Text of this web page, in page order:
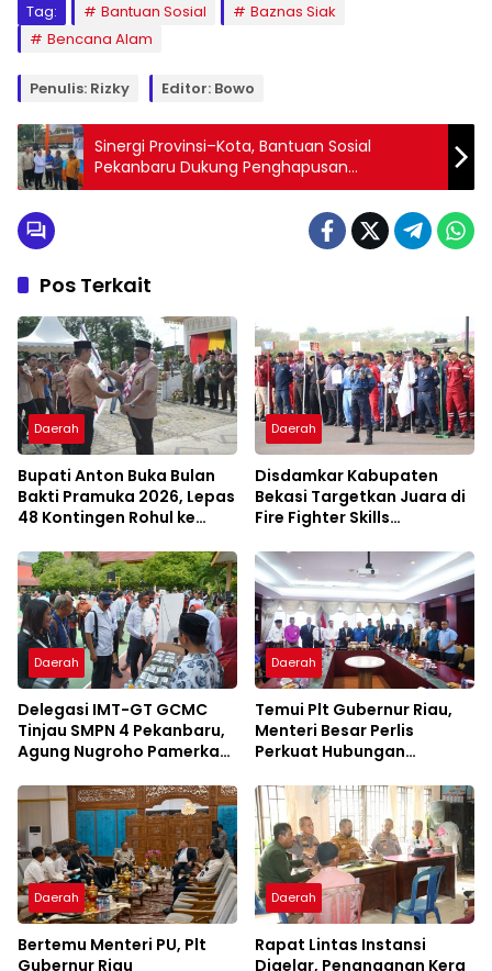
Tag: Bantuan Sosial
Baznas Siak
Bencana Alam
Penulis: Rizky Editor: Bowo
Sinergi Provinsi–Kota, Bantuan Sosial
Pekanbaru Dukung Penghapusan
Kemiskinan Ekstrem
Pos Terkait
Daerah
Bupati Anton Buka Bulan
Bakti Pramuka 2026, Lepas
48 Kontingen Rohul ke
Daerah
Disdamkar Kabupaten
Bekasi Targetkan Juara di
Fire Fighter Skills
2027
Daerah
Delegasi IMT-GT GCMC
Tinjau SMPN 4 Pekanbaru,
Agung Nugroho Pamerkan
Daerah
Temui Plt Gubernur Riau,
Menteri Besar Perlis
Perkuat Hubungan
Daerah
Bertemu Menteri PU, Plt
Gubernur Riau
Daerah
Rapat Lintas Instansi
Digelar, Penanganan Kera